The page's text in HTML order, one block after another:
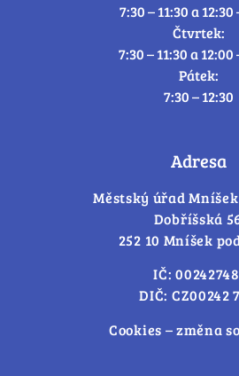
7:30 – 11:30 a 12:30
Čtvrtek:
7:30 – 11:30 a 12:00
Pátek:
7:30 – 12:30
Adresa
Městský úřad
Dobříšská
252 10 Mníšek
IČ: 00242748
DIČ: CZ00242
Cookies – změna